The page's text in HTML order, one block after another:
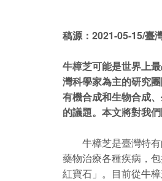
稿源：2021-05-15/臺
牛樟芝可能是世界上
灣科學家為主的研究
有機合成和生物合成
的議題。本文將對我
牛樟芝是臺灣特有
藥物治療各種疾病，
紅寶石」。目前從牛